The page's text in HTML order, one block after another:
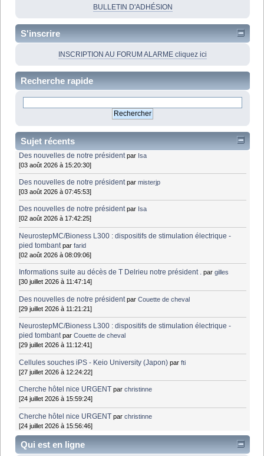
BULLETIN D'ADHÉSION
S'inscrire
INSCRIPTION AU FORUM ALARME cliquez ici
Recherche rapide
Sujet récents
Des nouvelles de notre président par Isa
[03 août 2026 à 15:20:30]
Des nouvelles de notre président parmisterjp
[03 août 2026 à 07:45:53]
Des nouvelles de notre président par Isa
[02 août 2026 à 17:42:25]
NeurostepMC/Bioness L300 : dispositifs de stimulation électrique -
pied tombant parfarid
[02 août 2026 à 08:09:06]
Informations suite au décès de T Delrieu notre président . pargilles
[30 juillet 2026 à 11:47:14]
Des nouvelles de notre président parCouette de cheval
[29 juillet 2026 à 11:21:21]
NeurostepMC/Bioness L300 : dispositifs de stimulation électrique -
pied tombant parCouette de cheval
[29 juillet 2026 à 11:12:41]
Cellules souches iPS - Keio University (Japon) parfti
[27 juillet 2026 à 12:24:22]
Cherche hôtel nice URGENT parchristinne
[24 juillet 2026 à 15:59:24]
Cherche hôtel nice URGENT parchristinne
[24 juillet 2026 à 15:56:46]
Qui est en ligne